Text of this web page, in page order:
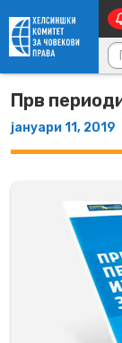
Skip to content
Прв
јануари 11, 2019